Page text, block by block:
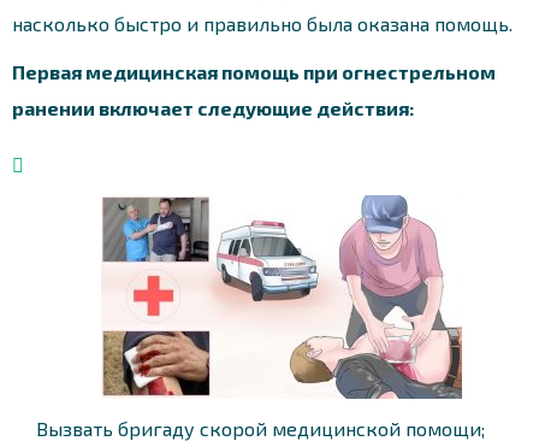
насколько быстро и правильно была оказана помощь.
Первая медицинская помощь при огнестрельном
ранении включает следующие действия:
Вызвать бригаду скорой медицинской помощи;